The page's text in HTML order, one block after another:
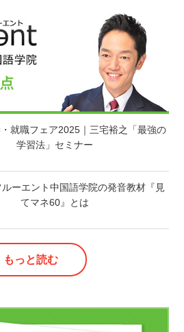
就職フェア2025｜三宅裕之「最強の
学習法」セミナー
ーエント中国語学院の発音教材『見
てマネ60』とは
もっと読む